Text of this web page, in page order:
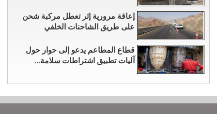
إعاقة مرورية إثر تعطل مركبة شحن
على طريق الشاحنات الخلفي
قطاع المطاعم يدعو إلى حوار حول
آليات تطبيق اشتراطات سلامة...